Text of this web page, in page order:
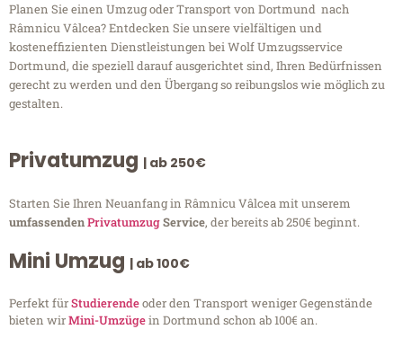
Planen Sie einen Umzug oder Transport von Dortmund nach
Râmnicu Vâlcea? Entdecken Sie unsere vielfältigen und
kosteneffizienten Dienstleistungen bei Wolf Umzugsservice
Dortmund, die speziell darauf ausgerichtet sind, Ihren Bedürfnissen
gerecht zu werden und den Übergang so reibungslos wie möglich zu
gestalten.
Privatumzug | ab 250€
Starten Sie Ihren Neuanfang in Râmnicu Vâlcea mit unserem
umfassendenPrivatumzugService, der bereits ab 250€ beginnt.
Mini Umzug | ab 100€
Perfekt fürStudierendeoder den Transport weniger Gegenstände
bieten wirMini-Umzügein Dortmund schon ab 100€ an.